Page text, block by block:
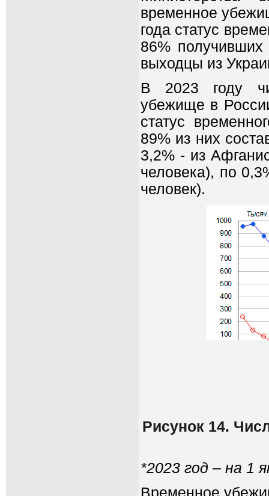
временное
года статус
86%
выходцы из
В 2023 году
убежище в
статус
89% из них
3,2% - из
человека), по
человек).
Рисунок 14.
*2023 год – на 1